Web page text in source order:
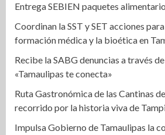
Entrega SEBIEN paquetes
Coordinan la SST y SET acciones
formación médica y la bioética en
Recibe la SABG denuncias a través
«Tamaulipas te conecta»
Ruta Gastronómica de las Cantinas
recorrido por la historia viva de
Impulsa Gobierno de Tamaulipas la